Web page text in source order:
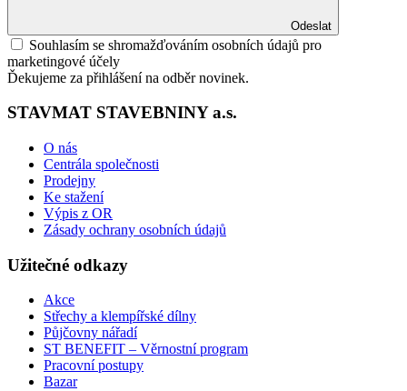
Odeslat
Souhlasím se shromažďováním osobních údajů pro
marketingové účely
Ďekujeme za přihlášení na odběr novinek.
STAVMAT STAVEBNINY a.s.
O nás
Centrála společnosti
Prodejny
Ke stažení
Výpis z OR
Zásady ochrany osobních údajů
Užitečné odkazy
Akce
Střechy a klempířské dílny
Půjčovny nářadí
ST BENEFIT – Věrnostní program
Pracovní postupy
Bazar